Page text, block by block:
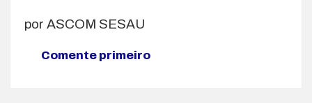
por ASCOM SESAU
Comente primeiro